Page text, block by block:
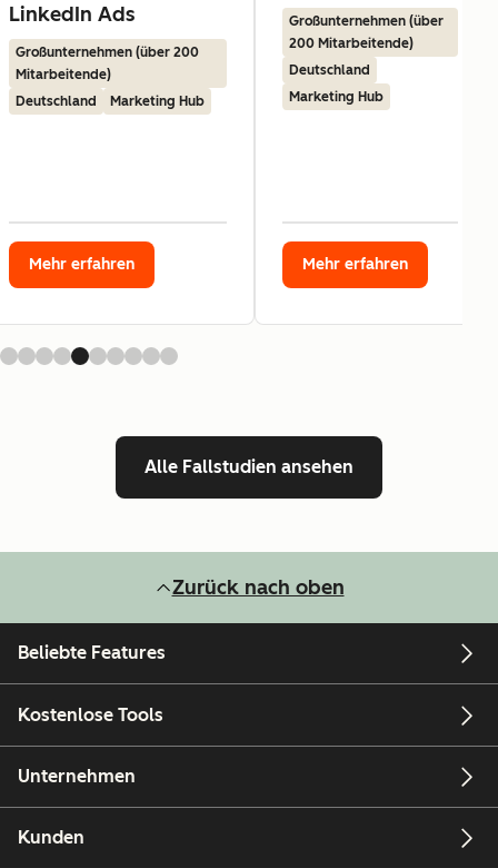
LinkedIn Ads
Großunternehmen (über 200
Mitarbeitende)
Deutschland
Marketing Hub
Mehr erfahren
Großunternehmen (über
200 Mitarbeitende)
Deutschland
Marketing Hub
Mehr erfahren
Alle Fallstudien ansehen
Zurück nach oben
Beliebte Features
Kostenlose Tools
Unternehmen
Kunden